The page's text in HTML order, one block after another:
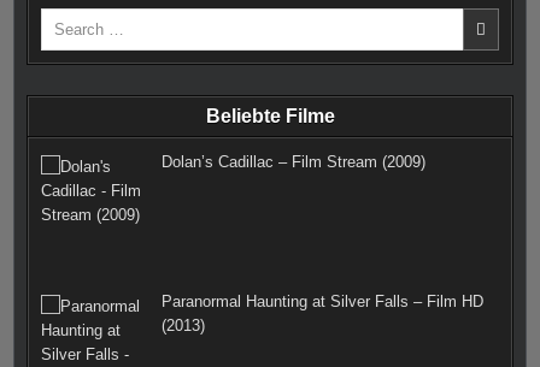
b
o
o
g
r
r
e
t
r
e
r
Beliebte Filme
Dolan’s Cadillac – Film Stream (2009)
Paranormal Haunting at Silver Falls – Film HD
(2013)